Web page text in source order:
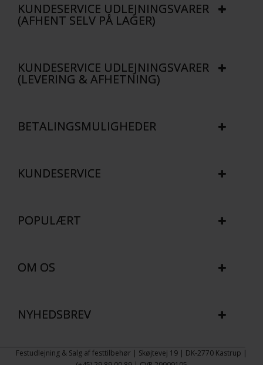
KUNDESERVICE UDLEJNINGSVARER
(AFHENT SELV PÅ LAGER)
KUNDESERVICE UDLEJNINGSVARER
(LEVERING & AFHETNING)
BETALINGSMULIGHEDER
KUNDESERVICE
POPULÆRT
OM OS
NYHEDSBREV
Festudlejning & Salg af festtilbehør | Skøjtevej 19 | DK-2770 Kastrup |